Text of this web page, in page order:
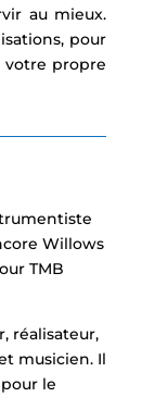
au mieux.
pour
votre propre
Willows
TMB
réalisateur,
musicien. Il
le